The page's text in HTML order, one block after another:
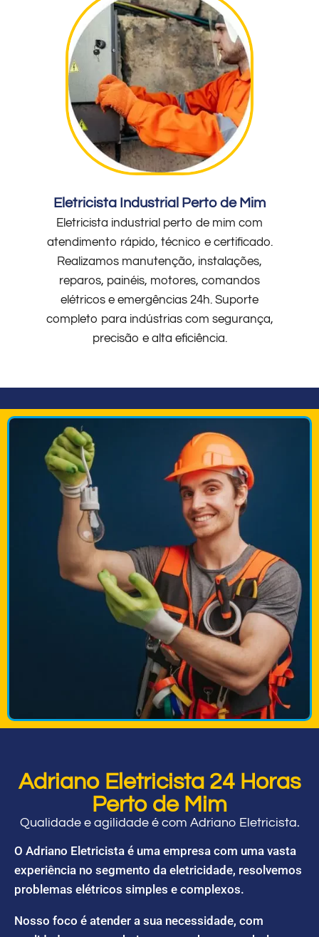
Eletricista Industrial Perto de Mim
Eletricista industrial perto de mim com
atendimento rápido, técnico e certificado.
Realizamos manutenção, instalações,
reparos, painéis, motores, comandos
elétricos e emergências 24h. Suporte
completo para indústrias com segurança,
precisão e alta eficiência.
Adriano Eletricista 24 Horas
Perto de Mim
Qualidade e agilidade é com Adriano Eletricista.
O Adriano Eletricista é uma empresa com uma vasta
experiência no segmento da eletricidade, resolvemos
problemas elétricos simples e complexos.
Nosso foco é atender a sua necessidade, com